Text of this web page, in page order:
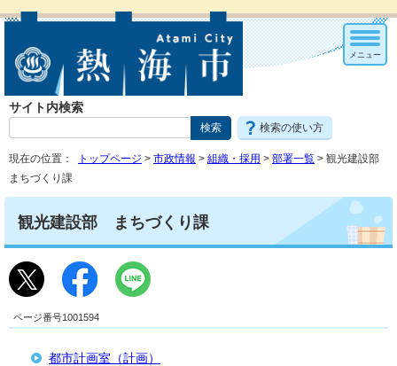
サイト内検索
検索の使い方
メニュー
現在の位置： トップページ > 市政情報 > 組織・採用 > 部署一覧 > 観光建設部
まちづくり課
観光建設部 まちづくり課
ページ番号1001594
都市計画室（計画）